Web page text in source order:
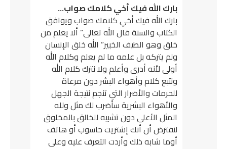
بارك الله فيك أخي كلامك صواب…
بارك الله فيك أخي كلامك صواب ويوافق
الكتاب والسنة قال الله تعالى” ألا يعلم من
خلق وهو الطيف الخبير” الله خلق الإنسان
ولم يتركه بل علمه ما لم يعلم وكلام الله
أولى لأنه أدرى وأعلم ولا نترك كلام الله
ونتبع كلام وأهواء البشر دون مرعاة
للحرمات والأضرار التي تنجم نتيجة الجهل
والأهواء البشرية سأضرب لك مثل ولله
المثل الأعلى دون تشبيه للخالق بالمخلوق
لنفترض أن أنك إشتريت حاسوب أو هاتف
أوما شابه ذلك وأردت التعرف عليه وعلى